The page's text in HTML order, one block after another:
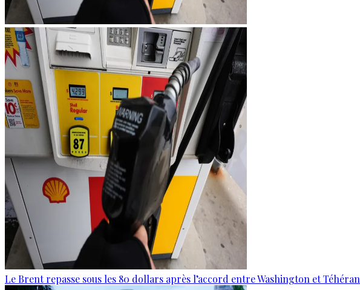
Le Brent repasse sous les 80 dollars après l’accord entre Washington et Téhéran